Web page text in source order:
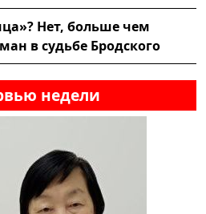
Нет, больше чем
в судьбе Бродского
недели